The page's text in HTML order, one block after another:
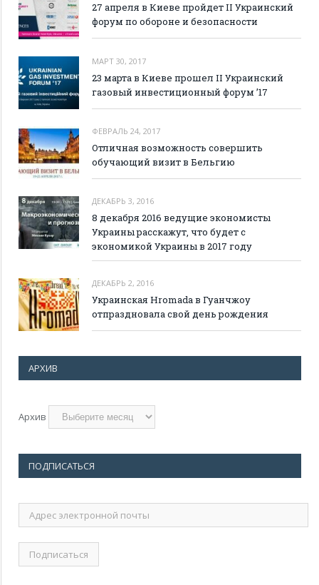
27 апреля в Киеве пройдет II Украинский
форум по обороне и безопасности
МАРТ 30, 2017
23 марта в Киеве прошел II Украинский
газовый инвестиционный форум ’17
ФЕВРАЛЬ 24, 2017
Отличная возможность совершить
обучающий визит в Бельгию
ДЕКАБРЬ 3, 2016
8 декабря 2016 ведущие экономисты
Украины расскажут, что будет с
экономикой Украины в 2017 году
ДЕКАБРЬ 2, 2016
Украинская Hromada в Гуанчжоу
отпраздновала свой день рождения
АРХИВ
Архив
ПОДПИСАТЬСЯ
Адрес
электронной